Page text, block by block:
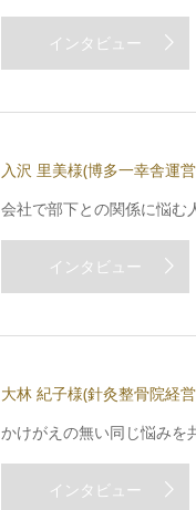
インタビュー
入沢 里美様(博多一幸舎運
会社で部下との関係に悩む
インタビュー
大林 紀子様(針灸整骨院経
かけがえの無い同じ悩みを
インタビュー